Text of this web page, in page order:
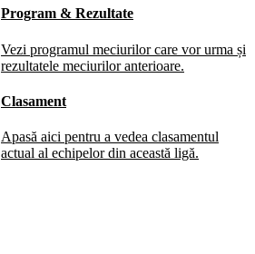
Program & Rezultate
Vezi programul meciurilor care vor urma și
rezultatele meciurilor anterioare.
Clasament
Apasă aici pentru a vedea clasamentul
actual al echipelor din această ligă.